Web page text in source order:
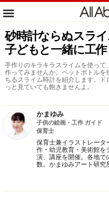
砂時計ならぬスラ
子どもと一緒に工作
手作りのキラキラスライムを使っ
作ってみませんか。ペットボトル
ちるスライム時計を紹介します。
っと見ていても飽きませんよ。
かまゆみ
子供の絵画・工作 ガイド
保育士
保育士兼イラストレータ
作・幼児教育・美術館を
演、講座を開催。各地で
数。かまゆみアート研究